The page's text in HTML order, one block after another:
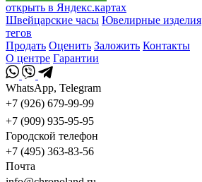
открыть в Яндекс.картах
Швейцарские часы Ювелирные изделия
тегов
Продать Оценить Заложить Контакты
О центре Гарантии
WhatsApp, Telegram
+7 (926) 679-99-99
+7 (909) 935-95-95
Городской телефон
+7 (495) 363-83-56
Почта